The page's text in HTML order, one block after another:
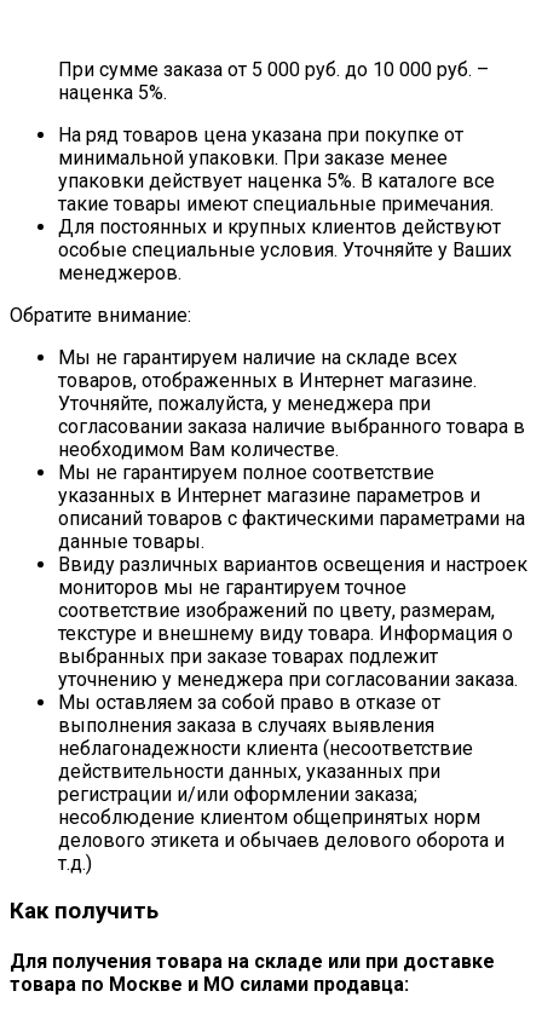
При сумме заказа от 5 000 руб. до 10 000 руб. –
наценка 5%.
На ряд товаров цена указана при покупке от
минимальной упаковки. При заказе менее
упаковки действует наценка 5%. В каталоге все
такие товары имеют специальные примечания.
Для постоянных и крупных клиентов действуют
особые специальные условия. Уточняйте у Ваших
менеджеров.
Обратите внимание:
Мы не гарантируем наличие на складе всех
товаров, отображенных в Интернет магазине.
Уточняйте, пожалуйста, у менеджера при
согласовании заказа наличие выбранного товара в
необходимом Вам количестве.
Мы не гарантируем полное соответствие
указанных в Интернет магазине параметров и
описаний товаров с фактическими параметрами на
данные товары.
Ввиду различных вариантов освещения и настроек
мониторов мы не гарантируем точное
соответствие изображений по цвету, размерам,
текстуре и внешнему виду товара. Информация о
выбранных при заказе товарах подлежит
уточнению у менеджера при согласовании заказа.
Мы оставляем за собой право в отказе от
выполнения заказа в случаях выявления
неблагонадежности клиента (несоответствие
действительности данных, указанных при
регистрации и/или оформлении заказа;
несоблюдение клиентом общепринятых норм
делового этикета и обычаев делового оборота и
т.д.)
Как получить
Для получения товара на складе или при доставке
товара по Москве и МО силами продавца: